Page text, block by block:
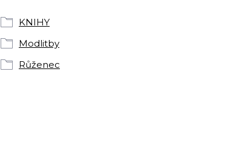
KNIHY
Modlitby
Růženec